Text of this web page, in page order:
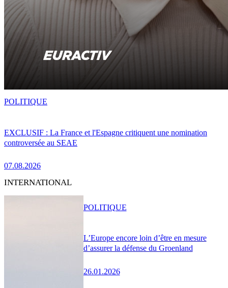
EXCLUSIF : La France et l'Espagne critiquent une nomination
controversée au SEAE
07.08.2026
POLITIQUE
INTERNATIONAL
L’Europe encore loin d’être en mesure
d’assurer la défense du Groenland
26.01.2026
POLITIQUE